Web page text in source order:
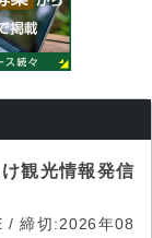
観光情報発信
/ 締切:2026年08